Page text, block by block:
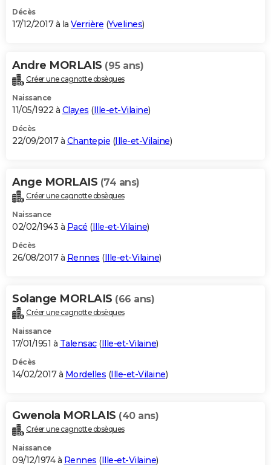
Décès
17/12/2017 à la Verrière (Yvelines)
Andre MORLAIS (95 ans)
Créer une cagnotte obsèques
Naissance
11/05/1922 à Clayes (Ille-et-Vilaine)
Décès
22/09/2017 à Chantepie (Ille-et-Vilaine)
Ange MORLAIS (74 ans)
Créer une cagnotte obsèques
Naissance
02/02/1943 à Pacé (Ille-et-Vilaine)
Décès
26/08/2017 à Rennes (Ille-et-Vilaine)
Solange MORLAIS (66 ans)
Créer une cagnotte obsèques
Naissance
17/01/1951 à Talensac(Ille-et-Vilaine)
Décès
14/02/2017 à Mordelles (Ille-et-Vilaine)
Gwenola MORLAIS (40 ans)
Créer une cagnotte obsèques
Naissance
09/12/1974 à Rennes (Ille-et-Vilaine)